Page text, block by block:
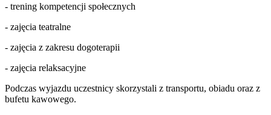
- trening kompetencji społecznych
- zajęcia teatralne
- zajęcia z zakresu dogoterapii
- zajęcia relaksacyjne
Podczas wyjazdu uczestnicy skorzystali z transportu, obiadu oraz z
bufetu kawowego.